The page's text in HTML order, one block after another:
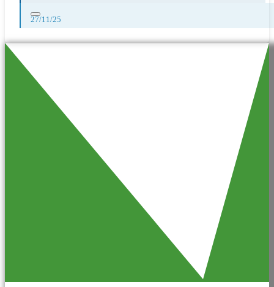
27/11/25